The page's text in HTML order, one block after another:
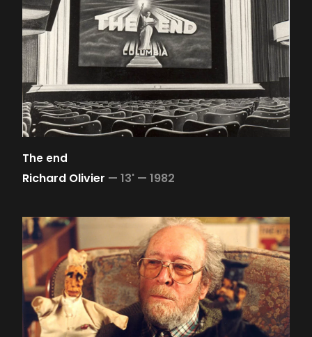
The end
Richard Olivier — 13' — 1982